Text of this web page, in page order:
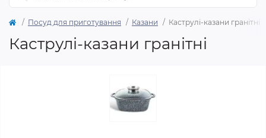
Посуд для приготування Казани Каструлі-казани гранітні
Каструлі-казани гранітні